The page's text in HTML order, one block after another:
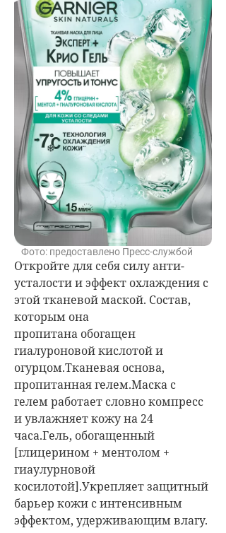
Фото: предоставлено Пресс-службой
Откройте для себя силу анти-
усталости и эффект охлаждения с
этой тканевой маской. Состав,
которым она
пропитана обогащен
гиалуроновой кислотой и
огурцом.Тканевая основа,
пропитанная гелем.Маска с
гелем работает словно компресс
и увлажняет кожу на 24
часа.Гель, обогащенный
[глицерином + ментолом +
гиаулурновой
косилотой].Укрепляет защитный
барьер кожи с интенсивным
эффектом, удерживающим влагу.